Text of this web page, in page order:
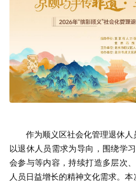
作为顺义区社会化管理退休人
以退休人员需求为导向，围绕学
会参与等内容，持续打造多层次
人员日益增长的精神文化需求。